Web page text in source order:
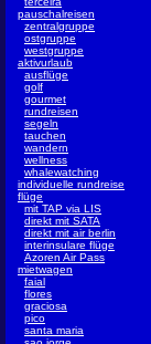
pauschalreisen
zentralgruppe
ostgruppe
westgruppe
aktivurlaub
ausflüge
golf
gourmet
rundreisen
segeln
tauchen
wandern
wellness
whalewatching
individuelle rundreise
flüge
mit TAP via LIS
direkt mit SATA
direkt mit air berlin
interinsulare flüge
Azoren Air Pass
mietwagen
faial
flores
graciosa
pico
santa maria